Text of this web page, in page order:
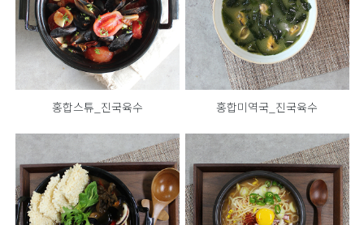
홍합스튜_진국육수 홍합미역국_진국육수